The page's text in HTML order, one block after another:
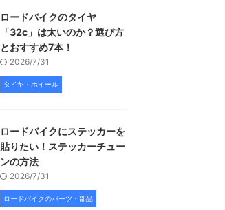
ロードバイクのタイヤ
「32c」は太いのか？選び方
とおすすめ7本！
2026/7/31
タイヤ・ホイール
ロードバイクにステッカーを
貼りたい！ステッカーチュー
ンの方法
2026/7/31
ロードバイクのパーツ・部品